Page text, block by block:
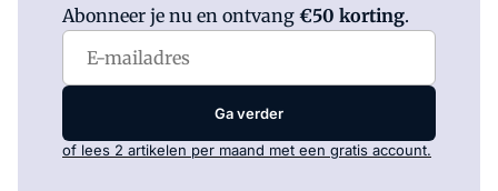
Abonneer je nu en ontvang €50 korting.
Ga verder
of lees 2 artikelen per maand met een gratis account.